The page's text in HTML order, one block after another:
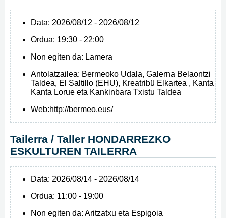
Data: 2026/08/12 - 2026/08/12
Ordua: 19:30 - 22:00
Non egiten da: Lamera
Antolatzailea: Bermeoko Udala, Galerna Belaontzi
Taldea, El Saltillo (EHU), Kreatribü Elkartea , Kanta
Kanta Lorue eta Kankinbara Txistu Taldea
Web:http://bermeo.eus/
Tailerra / Taller HONDARREZKO
ESKULTUREN TAILERRA
Data: 2026/08/14 - 2026/08/14
Ordua: 11:00 - 19:00
Non egiten da: Aritzatxu eta Espigoia